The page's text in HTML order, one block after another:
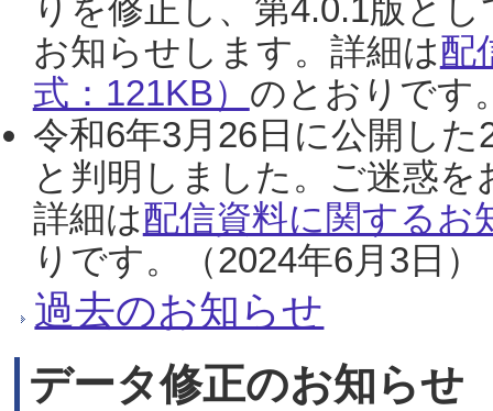
りを修正し、第4.0.1版と
お知らせします。詳細は配
式：121KB） のとおりです
令和6年3月26日に公開し
と判明しました。ご迷惑
詳細は配信資料に関するお
りです。（2024年6月3日）
過去のお知らせ
データ修正のお知らせ